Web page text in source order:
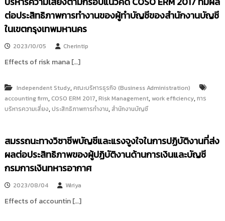
มู
ล
ง
า
วิ
ย
ต่อประสิทธิภาพการทำงานของผู้ทำบัญชีของสำนักงานบัญชี
ในเขตกรุงเทพมหานคร
2023/10/05 Cherintip
Effects of risk mana […]
Independent Study,คณะบริหารธุรกิจ (Business Administration)
accounting firm, COSO ERM 2017,Risk Management,work efficiency,การ
บริหารความเสี่ยง,ประสิทธิภาพการทำงาน, สำนักงานบัญชี
สมรรถนะทางวิชาชีพบัญชีและแรงจูงใจในการปฏิบัติงานที่ส่ง
ผลต่อประสิทธิภาพของผู้ปฏิบัติงานด้านการเงินและบัญชี
กรมการเงินทหารอากาศ
2023/08/04 Wiriya
Effects of accountin […]